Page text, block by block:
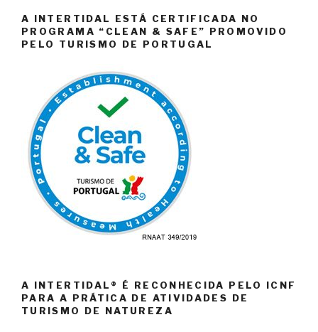
A INTERTIDAL ESTÁ CERTIFICADA NO
PROGRAMA “CLEAN & SAFE” PROMOVIDO
PELO TURISMO DE PORTUGAL
A INTERTIDAL® É RECONHECIDA PELO ICNF
PARA A PRÁTICA DE ATIVIDADES DE
TURISMO DE NATUREZA